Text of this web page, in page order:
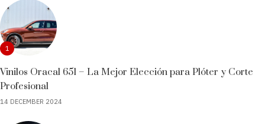
1
Vinilos Oracal 651 – La Mejor Elección para Plóter y Corte
Profesional
14 DECEMBER 2024